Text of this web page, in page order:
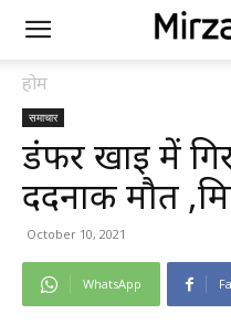
होम
समाचार
डंफर खाई में
दर्दनाक मौत
October 10, 2021
WhatsApp